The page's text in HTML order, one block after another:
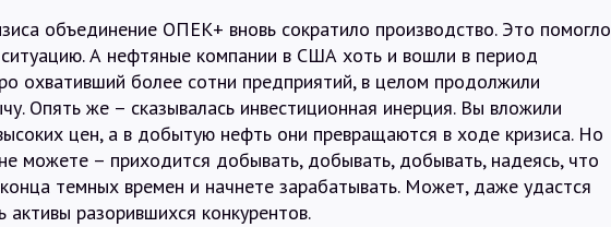
объединение ОПЕК+ вновь сократило производство. Это помогло
ситуацию. А нефтяные компании в США хоть и вошли в период
охвативший более сотни предприятий, в целом продолжили
Опять же – сказывалась инвестиционная инерция. Вы вложили
цен, а в добытую нефть они превращаются в ходе кризиса. Но
можете – приходится добывать, добывать, добывать, надеясь, что
темных времен и начнете зарабатывать. Может, даже удастся
активы разорившихся конкурентов.